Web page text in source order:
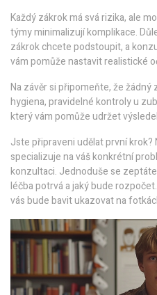
Každý zákrok má svá rizika, ale
týmy minimalizují komplikace.
zákrok chcete podstoupit, a
vám pomůže nastavit realistické
Na závěr si připomeňte, že
hygiena, pravidelné kontroly u
který vám pomůže udržet
Jste připraveni udělat první krok?
specializuje na váš konkrétní
konzultaci. Jednoduše se
léčba potrvá a jaký bude
vás bude bavit ukazovat na